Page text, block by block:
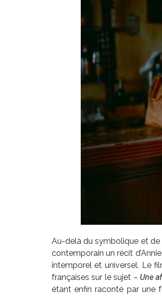
Au-delà du symbolique et
contemporain un récit
intemporel et universel. Le
françaises sur le sujet – Une
étant enfin raconté par une